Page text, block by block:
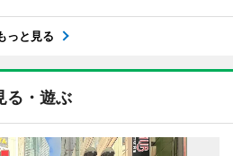
っと見る
る・遊ぶ